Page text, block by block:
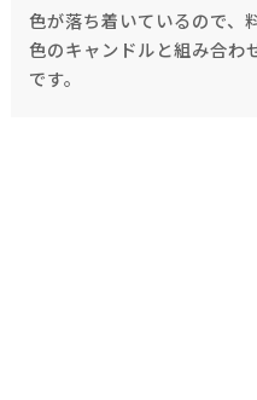
色が落ち着いているので、
色のキャンドルと組み合わ
です。